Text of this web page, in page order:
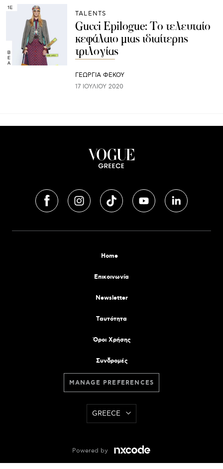
TALENTS
Gucci Epilogue: Το τελευταίο
κεφάλαιο μιας ιδιαίτερης
τριλογίας
ΓΕΩΡΓΙΑ ΦΕΚΟΥ
17 ΙΟΥΛΊΟΥ 2020
Home
Επικοινωνία
Newsletter
Tαυτότητα
Όροι Χρήσης
Συνδρομές
MANAGE PREFERENCES
GREECE
Powered by